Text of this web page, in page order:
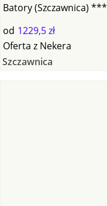
Batory (Szczawnica) ***
od 1229,5 zł
Oferta z Nekera
Szczawnica